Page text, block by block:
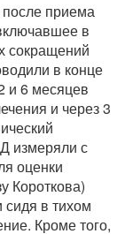
приема
в
сокращений
в конце
и 6 месяцев
и через 3
измеряли с
оценки
Короткова)
в тихом
Кроме того,